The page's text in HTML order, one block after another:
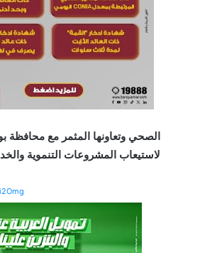
الصحي وتعاونها المثمر مع
لاستيعاب المشروعات التنموية